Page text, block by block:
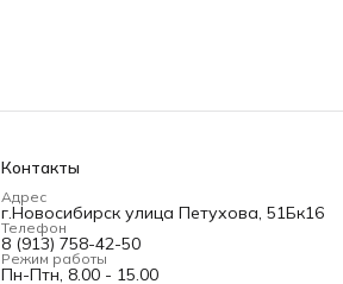
Контакты
Адрес
г.Новосибирск улица Петухова, 51Бк16
Телефон
8 (913) 758-42-50
Режим работы
Пн-Птн, 8.00 - 15.00